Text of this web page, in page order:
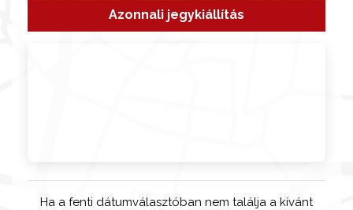
Azonnali jegykiállítás
Ha a fenti dátumválasztóban nem találja a kívánt